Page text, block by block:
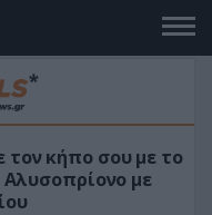
κήπο σου με το
με